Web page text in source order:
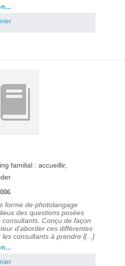
familial : accueillir,
forme de photolangage
des questions posées
Conçu de façon
d'aborder ces différentes
consultants à prendre l[...]